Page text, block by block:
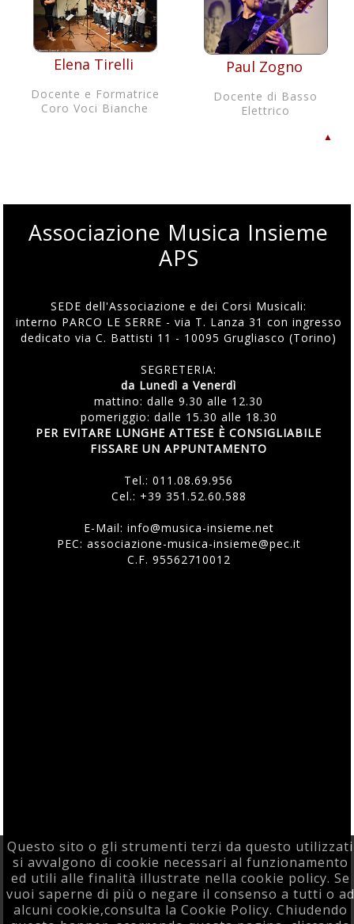
Elena Tirelli
Docente e Formatrice
Coro Voci Bianche
Paul Zogno
Docente di Basso
Elettrico
▲
Associazione Musica Insieme
APS
SEDE dell'Associazione e dei Corsi Musicali:
interno PARCO LE SERRE - via T. Lanza 31 con ingresso
dedicato via C. Battisti 11 - 10095 Grugliasco (Torino)
SEGRETERIA:
da Lunedì a Venerdì
mattino: dalle 9.30 alle 12.30
pomeriggio: dalle 15.30 alle 18.30
PER EVITARE LUNGHE ATTESE È CONSIGLIABILE
FISSARE UN APPUNTAMENTO
Tel.:011.08.69.956
Cel.: +39 351.52.60.588
E-Mail: info@musica-insieme.net
PEC: associazione-musica-insieme@pec.it
C.F. 95562710012
Questo sito o gli strumenti terzi da questo utilizzati
si avvalgono di cookie necessari al funzionamento
ed utili alle finalità illustrate nella cookie policy. Se
vuoi saperne di più o negare il consenso a tutti o ad
alcuni cookie,consulta la Cookie Policy. Chiudendo